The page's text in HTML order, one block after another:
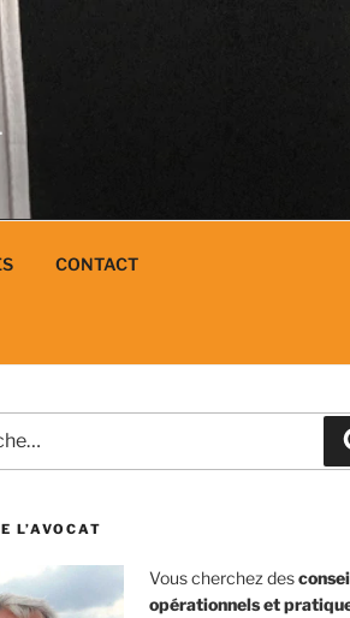
CONTACT
L’AVOCAT
Vous cherchez des
opérationnels et